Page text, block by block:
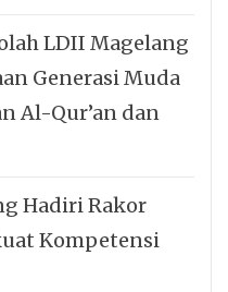
LDII Magelang
Generasi Muda
Al-Qur’an dan
Hadiri Rakor
Kompetensi